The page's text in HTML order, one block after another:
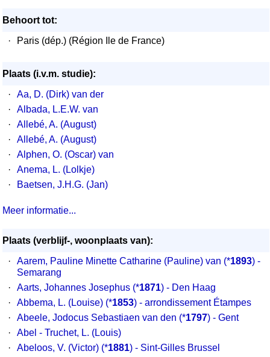
Behoort tot:
·
Paris (dép.) (Région Ile de France)
Plaats (i.v.m. studie):
·
Aa, D. (Dirk) van der
·
Albada, L.E.W. van
·
Allebé, A. (August)
·
Allebé, A. (August)
·
Alphen, O. (Oscar) van
·
Anema, L. (Lolkje)
·
Baetsen, J.H.G. (Jan)
Meer informatie...
Plaats (verblijf-, woonplaats van):
·
Aarem, Pauline Minette Catharine (Pauline) van (*1893) -
Semarang
·
Aarts, Johannes Josephus (*1871) - Den Haag
·
Abbema, L. (Louise) (*1853) - arrondissement Étampes
·
Abeele, Jodocus Sebastiaen van den (*1797) - Gent
·
Abel - Truchet, L. (Louis)
·
Abeloos, V. (Victor) (*1881) - Sint-Gilles Brussel